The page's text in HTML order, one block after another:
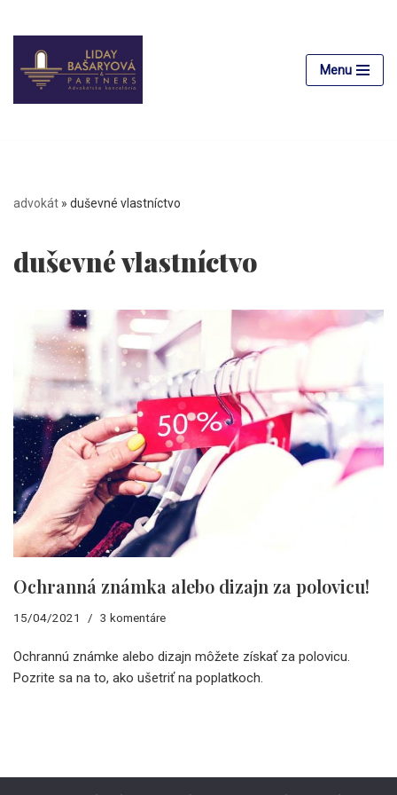
Preskočiť
na
obsah
Menu
advokát » duševné vlastníctvo
duševné vlastníctvo
Ochranná známka alebo dizajn za polovicu!
15/04/2021 3 komentáre
Ochrannú známke alebo dizajn môžete získať za polovicu.
Pozrite sa na to, ako ušetriť na poplatkoch.